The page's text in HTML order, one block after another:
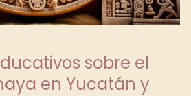
sobre el
en Yucatán y